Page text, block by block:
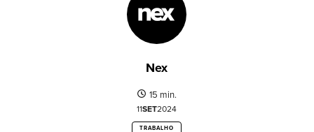
Nex
15 min.
11SET2024
TRABALHO